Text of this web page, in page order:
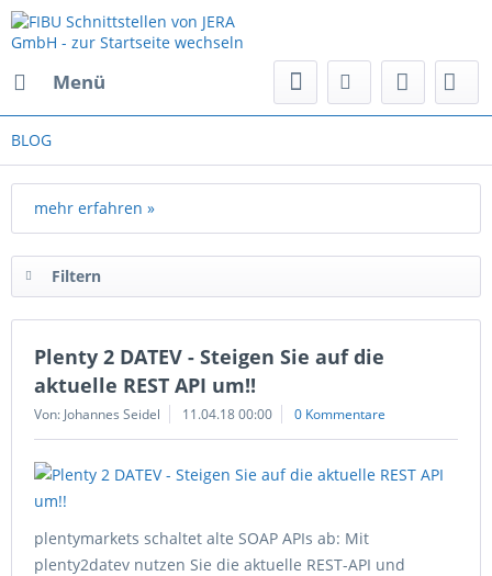
Menü
BLOG
mehr erfahren »
Filtern
Plenty 2 DATEV - Steigen Sie auf die
aktuelle REST API um!!
Von: Johannes Seidel 11.04.18 00:00 0 Kommentare
plentymarkets schaltet alte SOAP APIs ab: Mit
plenty2datev nutzen Sie die aktuelle REST-API und